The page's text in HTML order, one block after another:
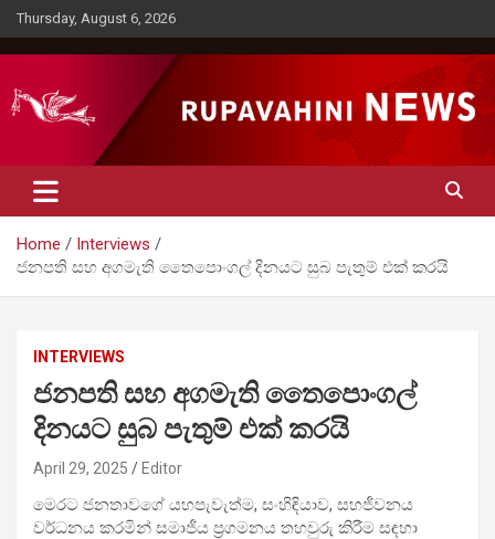
Skip
to
content
Thursday, August 6, 2026
Rupavahini News
Home
Interviews
ජනපති සහ අගමැති තෛපොංගල් දිනයට සුබ පැතුම් එක් කරයි
INTERVIEWS
ජනපති සහ අගමැති තෛපොංගල්
දිනයට සුබ පැතුම් එක් කරයි
April 29, 2025 Editor
මෙරට ජනතාවගේ යහපැවැත්ම, සංහිඳියාව, සහජීවනය
වර්ධනය කරමින් සමාජීය ප්‍රගමනය තහවුරු කිරීම සඳහා